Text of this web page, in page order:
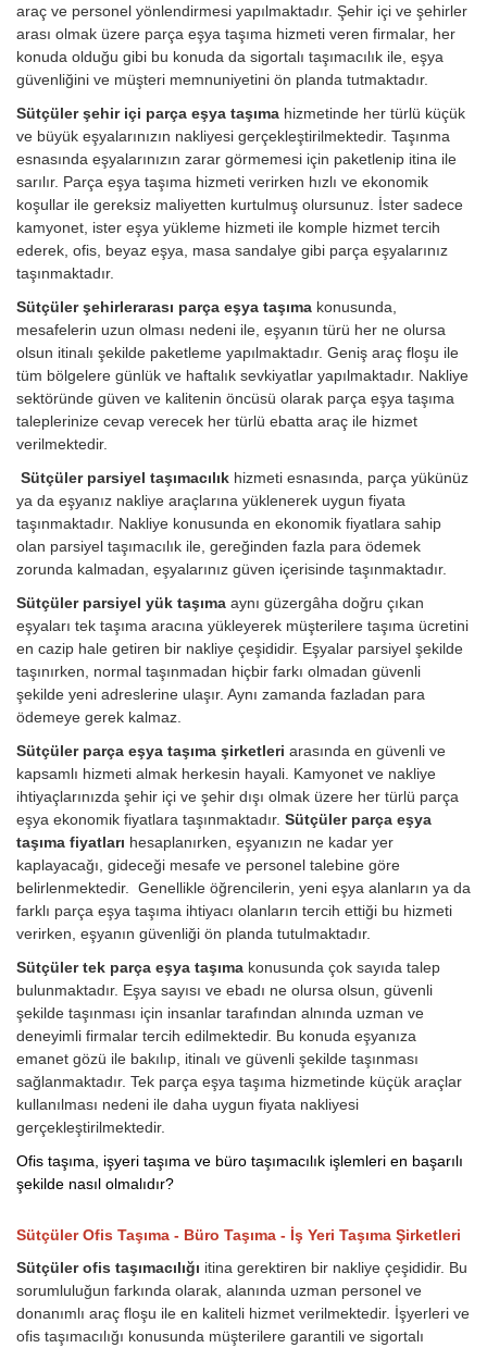
araç ve personel yönlendirmesi yapılmaktadır. Şehir içi ve şehirler
arası olmak üzere parça eşya taşıma hizmeti veren firmalar, her
konuda olduğu gibi bu konuda da sigortalı taşımacılık ile, eşya
güvenliğini ve müşteri memnuniyetini ön planda tutmaktadır.
Sütçüler şehir içi parça eşya taşıma hizmetinde her türlü küçük
ve büyük eşyalarınızın nakliyesi gerçekleştirilmektedir. Taşınma
esnasında eşyalarınızın zarar görmemesi için paketlenip itina ile
sarılır. Parça eşya taşıma hizmeti verirken hızlı ve ekonomik
koşullar ile gereksiz maliyetten kurtulmuş olursunuz. İster sadece
kamyonet, ister eşya yükleme hizmeti ile komple hizmet tercih
ederek, ofis, beyaz eşya, masa sandalye gibi parça eşyalarınız
taşınmaktadır.
Sütçüler şehirlerarası parça eşya taşıma konusunda,
mesafelerin uzun olması nedeni ile, eşyanın türü her ne olursa
olsun itinalı şekilde paketleme yapılmaktadır. Geniş araç floşu ile
tüm bölgelere günlük ve haftalık sevkiyatlar yapılmaktadır. Nakliye
sektöründe güven ve kalitenin öncüsü olarak parça eşya taşıma
taleplerinize cevap verecek her türlü ebatta araç ile hizmet
verilmektedir.
Sütçüler parsiyel taşımacılık hizmeti esnasında, parça yükünüz
ya da eşyanız nakliye araçlarına yüklenerek uygun fiyata
taşınmaktadır. Nakliye konusunda en ekonomik fiyatlara sahip
olan parsiyel taşımacılık ile, gereğinden fazla para ödemek
zorunda kalmadan, eşyalarınız güven içerisinde taşınmaktadır.
Sütçüler parsiyel yük taşıma aynı güzergâha doğru çıkan
eşyaları tek taşıma aracına yükleyerek müşterilere taşıma ücretini
en cazip hale getiren bir nakliye çeşididir. Eşyalar parsiyel şekilde
taşınırken, normal taşınmadan hiçbir farkı olmadan güvenli
şekilde yeni adreslerine ulaşır. Aynı zamanda fazladan para
ödemeye gerek kalmaz.
Sütçüler parça eşya taşıma şirketleri arasında en güvenli ve
kapsamlı hizmeti almak herkesin hayali. Kamyonet ve nakliye
ihtiyaçlarınızda şehir içi ve şehir dışı olmak üzere her türlü parça
eşya ekonomik fiyatlara taşınmaktadır. Sütçüler parça eşya
taşıma fiyatları hesaplanırken, eşyanızın ne kadar yer
kaplayacağı, gideceği mesafe ve personel talebine göre
belirlenmektedir. Genellikle öğrencilerin, yeni eşya alanların ya da
farklı parça eşya taşıma ihtiyacı olanların tercih ettiği bu hizmeti
verirken, eşyanın güvenliği ön planda tutulmaktadır.
Sütçüler tek parça eşya taşıma konusunda çok sayıda talep
bulunmaktadır. Eşya sayısı ve ebadı ne olursa olsun, güvenli
şekilde taşınması için insanlar tarafından alnında uzman ve
deneyimli firmalar tercih edilmektedir. Bu konuda eşyanıza
emanet gözü ile bakılıp, itinalı ve güvenli şekilde taşınması
sağlanmaktadır. Tek parça eşya taşıma hizmetinde küçük araçlar
kullanılması nedeni ile daha uygun fiyata nakliyesi
gerçekleştirilmektedir.
Ofis taşıma, işyeri taşıma ve büro taşımacılık işlemleri en başarılı
şekilde nasıl olmalıdır?
Sütçüler Ofis Taşıma - Büro Taşıma - İş Yeri Taşıma Şirketleri
Sütçüler ofis taşımacılığı itina gerektiren bir nakliye çeşididir. Bu
sorumluluğun farkında olarak, alanında uzman personel ve
donanımlı araç floşu ile en kaliteli hizmet verilmektedir. İşyerleri ve
ofis taşımacılığı konusunda müşterilere garantili ve sigortalı